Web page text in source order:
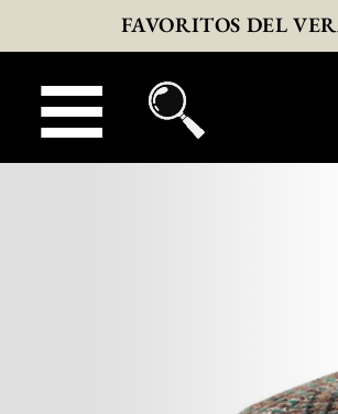
FAVORITOS DEL